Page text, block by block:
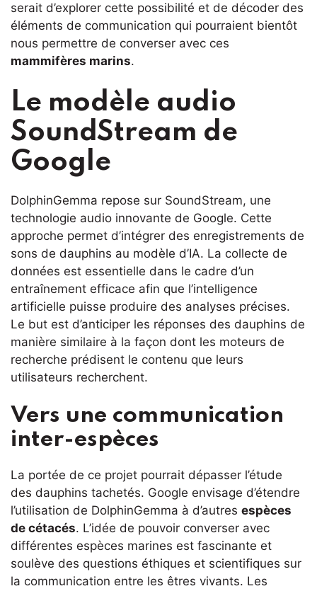
serait d’explorer cette possibilité et de décoder des
éléments de communication qui pourraient bientôt
nous permettre de converser avec ces
mammifères marins.
Le modèle audio
SoundStream de
Google
DolphinGemma repose sur SoundStream, une
technologie audio innovante de Google. Cette
approche permet d’intégrer des enregistrements de
sons de dauphins au modèle d’IA. La collecte de
données est essentielle dans le cadre d’un
entraînement efficace afin que l’intelligence
artificielle puisse produire des analyses précises.
Le but est d’anticiper les réponses des dauphins de
manière similaire à la façon dont les moteurs de
recherche prédisent le contenu que leurs
utilisateurs recherchent.
Vers une communication
inter-espèces
La portée de ce projet pourrait dépasser l’étude
des dauphins tachetés. Google envisage d’étendre
l’utilisation de DolphinGemma à d’autres espèces
de cétacés. L’idée de pouvoir converser avec
différentes espèces marines est fascinante et
soulève des questions éthiques et scientifiques sur
la communication entre les êtres vivants. Les